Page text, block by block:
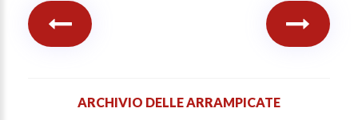
ARCHIVIO DELLE ARRAMPICATE